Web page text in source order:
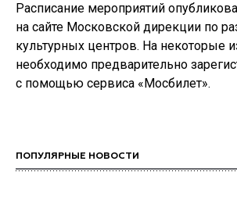
Расписание мероприятий
на сайте Московской дирекции по
культурных центров. На некоторые
необходимо предварительно
с помощью сервиса «Мосбилет».
ПОПУЛЯРНЫЕ НОВОСТИ